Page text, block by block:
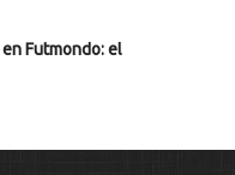
Futmondo: el